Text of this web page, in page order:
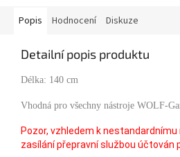
Popis Hodnocení Diskuze
Detailní popis produktu
Délka: 140 cm
Vhodná pro všechny nástroje WOLF-
Pozor, vzhledem k
zasílání přepravní službou účtován